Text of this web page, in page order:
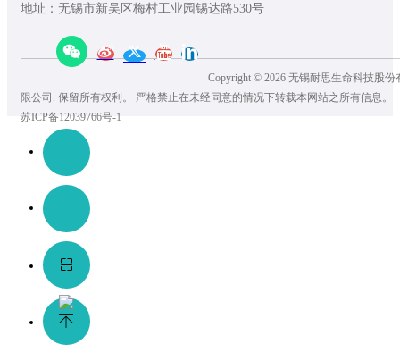
地址：无锡市新吴区梅村工业园锡达路530号
Copyright © 2026 无锡耐思生命科技股份
限公司. 保留所有权利。 严格禁止在未经同意的情况下转载本网站之所有信息。
苏ICP备12039766号-1